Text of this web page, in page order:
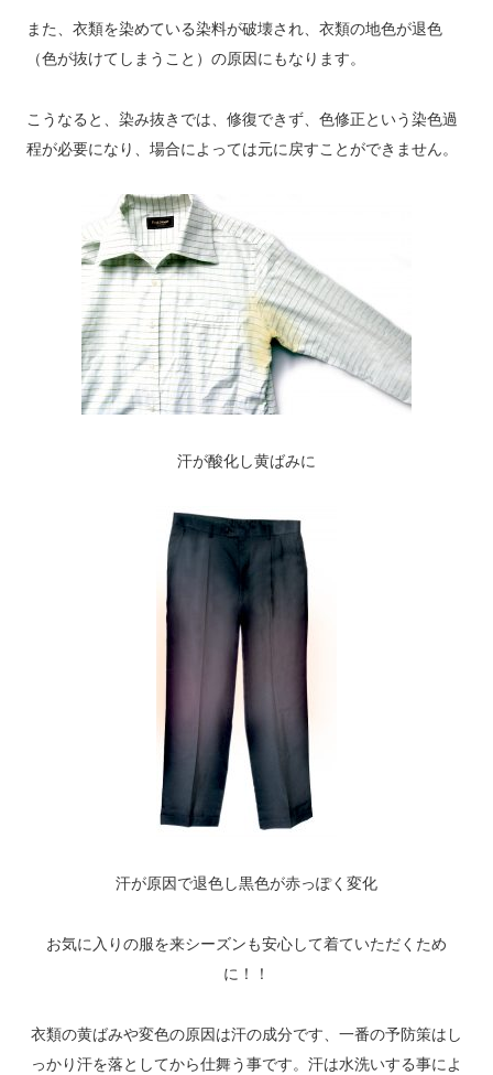
また、衣類を染めている染料が破壊され、衣類の地色が退色
（色が抜けてしまうこと）の原因にもなります。
こうなると、染み抜きでは、修復できず、色修正という染色過
程が必要になり、場合によっては元に戻すことができません。
汗が酸化し黄ばみに
汗が原因で退色し黒色が赤っぽく変化
お気に入りの服を来シーズンも安心して着ていただくため
に！！
衣類の黄ばみや変色の原因は汗の成分です、一番の予防策はし
っかり汗を落としてから仕舞う事です。汗は水洗いする事によ